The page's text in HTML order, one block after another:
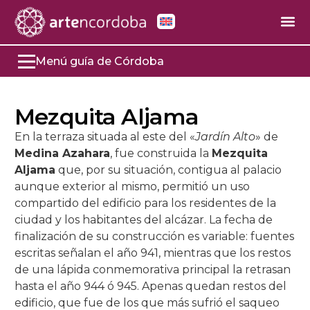
Menú guía de Córdoba
Mezquita-Catedral
Catedral
Capilla de Sta. Teresa y Tesoro
Capilla del Sagrario
La Capilla Real
La Primitiva Capilla Mayor
Mezquita
La Época Emiral en Córdoba
La Época Califal en Córdoba
Primitiva Mezquita
La Torre-Campanario
Puertas +
El Postigo de la Leche
Crucero Catedral +
Medina Azahara
Córdoba en el Siglo X
Historiografía
El Centro de Interpretación
Sector Oficial +
Alcázar de los Reyes Cristianos
Historia del Alcázar
Edificio del Alcázar +
Baños Reales Mudéjares
Los Jardines del Alcázar
Sinagoga
El Edificio
Lugar de culto y reunión
Palacio de los Marqueses de Viana +
Los Propietarios del Palacio de Viana
Iglesias Fernandinas +
Otros Monumentos
Puente Romano
Torre de la Calahorra
Puerta del Puente
Triunfo de San Rafael
Hospital de S. Sebastián
Lugares de interés
La Judería
Zoco Municipal
Alcázar Viejo
Casa del Indiano
Las plazas
Plaza de las Tendillas
Plaza de Capuchinos
Jardines de la Merced
Museos
Museo Julio Romero de Torres
Museo Arqueológico
Fiestas y tradiciones +
Semana Santa Córdoba +
Mezquita Aljama
En la terraza situada al este del «Jardín Alto» de
Medina Azahara, fue construida la Mezquita
Aljama que, por su situación, contigua al palacio
aunque exterior al mismo, permitió un uso
compartido del edificio para los residentes de la
ciudad y los habitantes del alcázar. La fecha de
finalización de su construcción es variable: fuentes
escritas señalan el año 941, mientras que los restos
de una lápida conmemorativa principal la retrasan
hasta el año 944 ó 945. Apenas quedan restos del
edificio, que fue de los que más sufrió el saqueo